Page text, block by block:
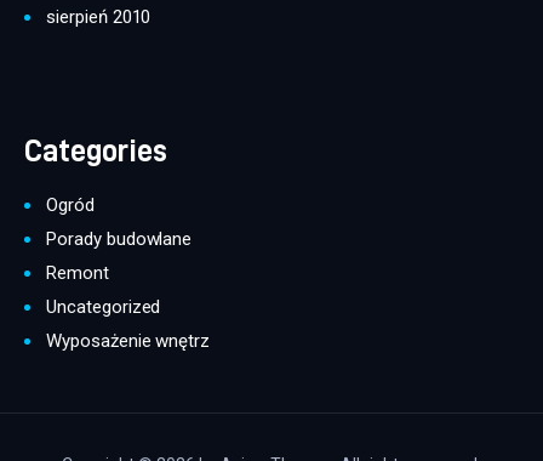
sierpień 2010
Categories
Ogród
Porady budowlane
Remont
Uncategorized
Wyposażenie wnętrz